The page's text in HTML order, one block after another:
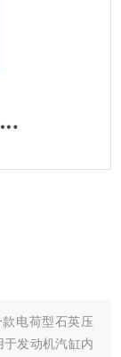
电荷型石英压
发动机汽缸内